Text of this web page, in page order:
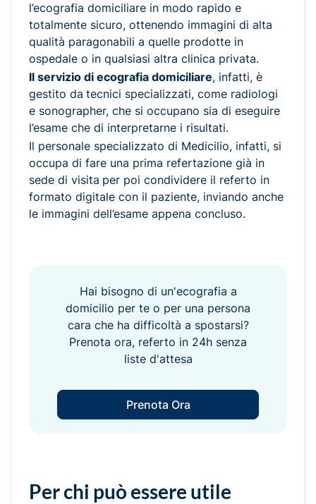
l’ecografia domiciliare in modo rapido e
totalmente sicuro, ottenendo immagini di alta
qualità paragonabili a quelle prodotte in
ospedale o in qualsiasi altra clinica privata.
Il servizio di ecografia domiciliare, infatti, è
gestito da tecnici specializzati, come radiologi
e sonographer, che si occupano sia di eseguire
l’esame che di interpretarne i risultati.
Il personale specializzato di Medicilio, infatti, si
occupa di fare una prima refertazione già in
sede di visita per poi condividere il referto in
formato digitale con il paziente, inviando anche
le immagini dell’esame appena concluso.
Hai bisogno di un'ecografia a
domicilio per te o per una persona
cara che ha difficoltà a spostarsi?
Prenota ora, referto in 24h senza
liste d'attesa
Prenota Ora
Per chi può essere utile